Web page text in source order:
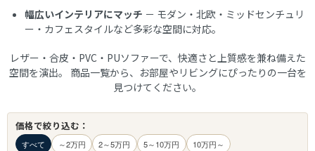
幅広いインテリアにマッチ － モダン・北欧・ミッドセンチュリ
ー・カフェスタイルなど多彩な空間に対応。
レザー・合皮・PVC・PUソファーで、快適さと上質感を兼ね備えた
空間を演出。 商品一覧から、お部屋やリビングにぴったりの一台を
見つけてください。
価格で絞り込む：
すべて ～2万円 2～5万円 5～10万円 10万円～